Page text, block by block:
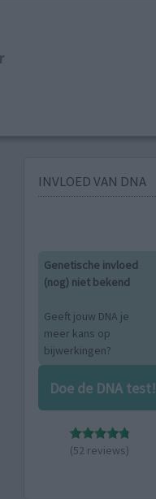
INVLOED VAN DNA
Genetische invloed
(nog) niet bekend
Geeft jouw DNA je
meer kans op
bijwerkingen?
Doe de DNA test!
(52 reviews)